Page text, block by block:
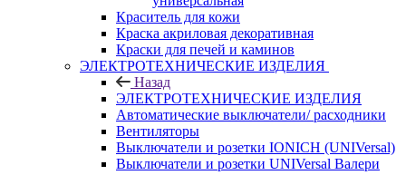
Краситель для кожи
Краска акриловая декоративная
Краски для печей и каминов
ЭЛЕКТРОТЕХНИЧЕСКИЕ ИЗДЕЛИЯ
Назад
ЭЛЕКТРОТЕХНИЧЕСКИЕ ИЗДЕЛИЯ
Автоматические выключатели/ расходники
Вентиляторы
Выключатели и розетки IONICH (UNIVersal)
Выключатели и розетки UNIVersal Валери